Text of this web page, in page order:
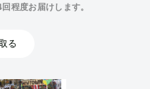
程度お届けします。
る